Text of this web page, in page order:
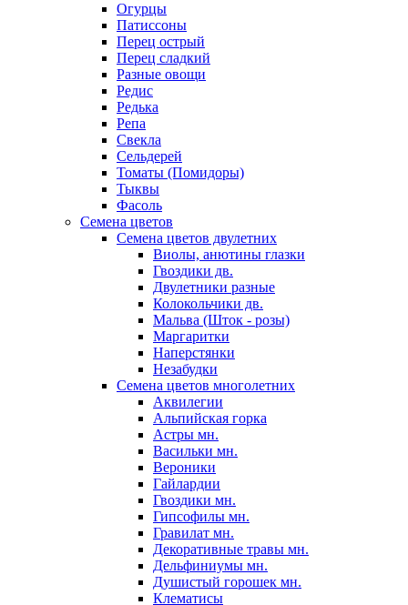
Огурцы
Патиссоны
Перец острый
Перец сладкий
Разные овощи
Редис
Редька
Репа
Свекла
Сельдерей
Томаты (Помидоры)
Тыквы
Фасоль
Семена цветов
Семена цветов двулетних
Виолы, анютины глазки
Гвоздики дв.
Двулетники разные
Колокольчики дв.
Мальва (Шток - розы)
Маргаритки
Наперстянки
Незабудки
Семена цветов многолетних
Аквилегии
Альпийская горка
Астры мн.
Васильки мн.
Вероники
Гайлардии
Гвоздики мн.
Гипсофилы мн.
Гравилат мн.
Декоративные травы мн.
Дельфиниумы мн.
Душистый горошек мн.
Клематисы